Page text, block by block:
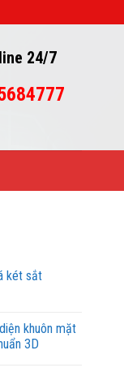
24/7
két sắt
khuôn mặt
3D